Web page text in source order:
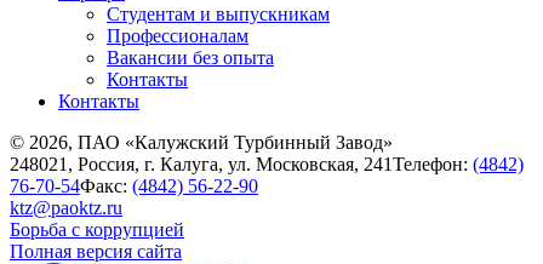
Студентам и выпускникам
Профессионалам
Вакансии без опыта
Контакты
Контакты
© 2026, ПАО «Калужский Турбинный Завод»
248021, Россия, г. Калуга, ул. Московская, 241Телефон: (4842)
76-70-54Факс: (4842) 56-22-90
ktz@paoktz.ru
Борьба с коррупцией
Полная версия сайта